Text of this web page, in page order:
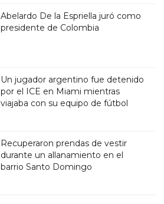
Abelardo De la Espriella juró como
presidente de Colombia
Un jugador argentino fue detenido
por el ICE en Miami mientras
viajaba con su equipo de fútbol
Recuperaron prendas de vestir
durante un allanamiento en el
barrio Santo Domingo